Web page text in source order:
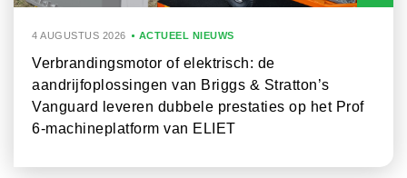
4 AUGUSTUS 2026 ACTUEEL NIEUWS
Verbrandingsmotor of elektrisch: de
aandrijfoplossingen van Briggs & Stratton’s
Vanguard leveren dubbele prestaties op het Prof
6-machineplatform van ELIET